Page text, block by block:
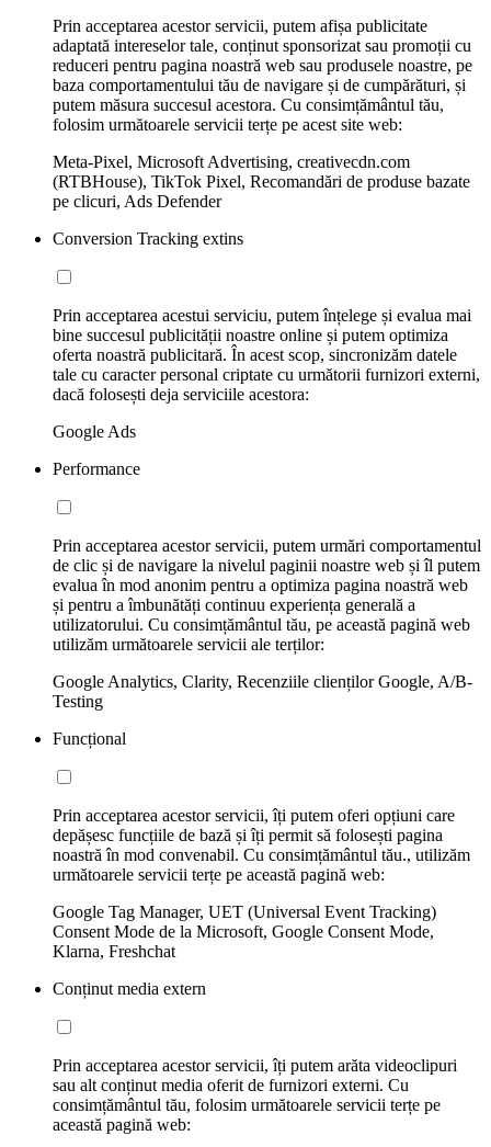
Prin acceptarea acestor servicii, putem afișa publicitate
adaptată intereselor tale, conținut sponsorizat sau promoții cu
reduceri pentru pagina noastră web sau produsele noastre, pe
baza comportamentului tău de navigare și de cumpărături, și
putem măsura succesul acestora. Cu consimțământul tău,
folosim următoarele servicii terțe pe acest site web:
Meta-Pixel, Microsoft Advertising, creativecdn.com
(RTBHouse), TikTok Pixel, Recomandări de produse bazate
pe clicuri, Ads Defender
Conversion Tracking extins
Prin acceptarea acestui serviciu, putem înțelege și evalua mai
bine succesul publicității noastre online și putem optimiza
oferta noastră publicitară. În acest scop, sincronizăm datele
tale cu caracter personal criptate cu următorii furnizori externi,
dacă folosești deja serviciile acestora:
Google Ads
Performance
Prin acceptarea acestor servicii, putem urmări comportamentul
de clic și de navigare la nivelul paginii noastre web și îl putem
evalua în mod anonim pentru a optimiza pagina noastră web
și pentru a îmbunătăți continuu experiența generală a
utilizatorului. Cu consimțământul tău, pe această pagină web
utilizăm următoarele servicii ale terților:
Google Analytics, Clarity, Recenziile clienților Google, A/B-
Testing
Funcțional
Prin acceptarea acestor servicii, îți putem oferi opțiuni care
depășesc funcțiile de bază și îți permit să folosești pagina
noastră în mod convenabil. Cu consimțământul tău., utilizăm
următoarele servicii terțe pe această pagină web:
Google Tag Manager, UET (Universal Event Tracking)
Consent Mode de la Microsoft, Google Consent Mode,
Klarna, Freshchat
Conținut media extern
Prin acceptarea acestor servicii, îți putem arăta videoclipuri
sau alt conținut media oferit de furnizori externi. Cu
consimțământul tău, folosim următoarele servicii terțe pe
această pagină web: